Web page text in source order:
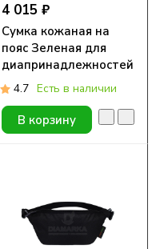
4 015 ₽
Сумка кожаная на
пояс Зеленая для
диапринадлежностей
4.7 Есть в наличии
В корзину